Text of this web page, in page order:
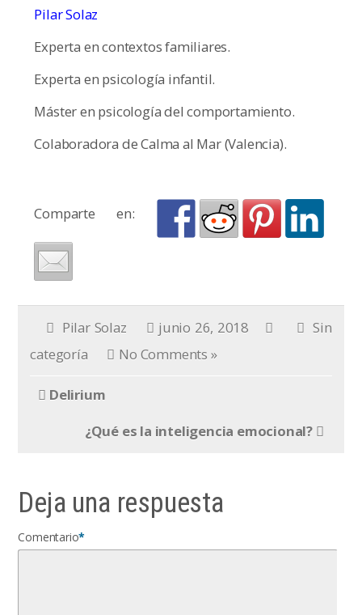
Pilar Solaz
Experta en contextos familiares.
Experta en psicología infantil.
Máster en psicología del comportamiento.
Colaboradora de Calma al Mar (Valencia).
Comparte en:
Pilar Solaz junio 26, 2018
Sin
categoría
No Comments »
Delirium
¿Qué es la inteligencia emocional?
Deja una respuesta
Comentario*